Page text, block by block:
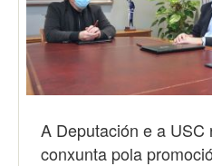
A Deputación e a
conxunta pola